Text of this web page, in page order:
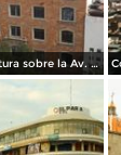
Arquitectura sobre la Av. Juárez. Abril/2015